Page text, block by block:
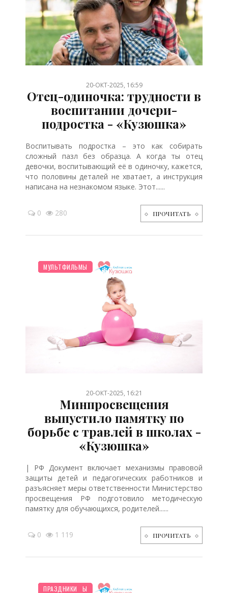
///////
20-ОКТ-2025, 16:59
Отец-одиночка: трудности в
воспитании дочери-
подростка - «Кузюшка»
Воспитывать подростка – это как собирать
сложный пазл без образца. А когда ты отец
девочки, воспитывающий её в одиночку, кажется,
что половины деталей не хватает, а инструкция
написана на незнакомом языке. Этот......
0 280 ПРОЧИТАТЬ
НОВОСТИ МИРА
БЕРЕМЕННОСТЬ
ПЛАНИРОВАНИЕ
ДО ГОДА
ШКОЛЬНИК
ЗДОРОВЬЕ
ТВОРЧЕСТВО
ДЕТЯМ
МУЛЬТФИЛЬМЫ
20-ОКТ-2025, 16:21
Минпросвещения
выпустило памятку по
борьбе с травлей в школах -
«Кузюшка»
| РФ Документ включает механизмы правовой
защиты детей и педагогических работников и
разъясняет меры ответственности Министерство
просвещения РФ подготовило методическую
памятку для обучающихся, родителей......
0 1 119 ПРОЧИТАТЬ
НОВОСТИ МИРА
ПЛАНИРОВАНИЕ
ОТДЫХ
ДЕТЯМ
ШКОЛЬНИК
МУЛЬТФИЛЬМЫ
ПРАЗДНИКИ